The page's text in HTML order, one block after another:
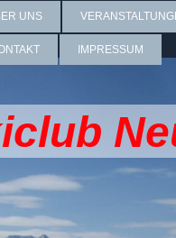
UNS
IMPRESSUM